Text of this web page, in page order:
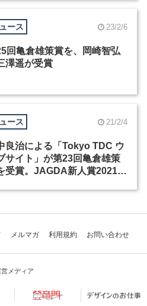
ース 23/2/6
回亀倉雄策賞を、岡崎智弘
澤遥が受賞
ース 21/2/4
良治による「Tokyo TDC ウ
サイト」が第23回亀倉雄策
受賞。JAGDA新人賞2021は
メルマガ 利用規約 お問い合わせ
営メディア